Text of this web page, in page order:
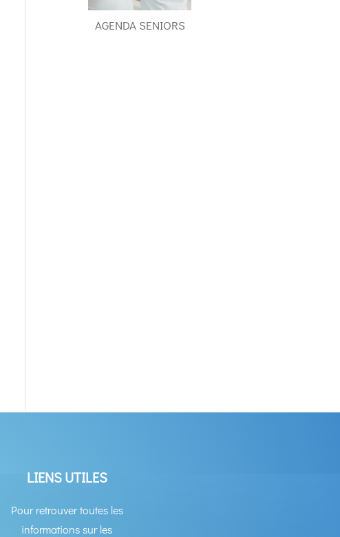
AGENDA SENIORS
LIENS UTILES
Pour retrouver toutes les
informations sur les